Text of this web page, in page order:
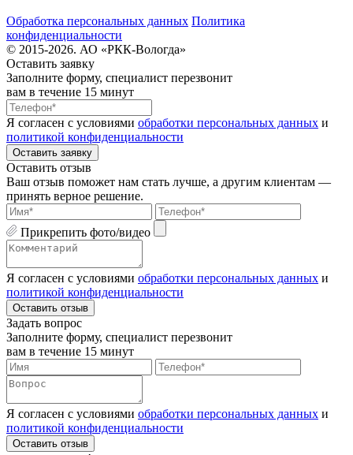
Обработка персональных данных Политика
конфиденциальности
© 2015-2026. АО «РКК-Вологда»
Оставить заявку
Заполните форму, специалист перезвонит
вам в течение 15 минут
Я согласен с условиями обработки персональных данных и
политикой конфиденциальности
Оставить заявку
Оставить отзыв
Ваш отзыв поможет нам стать лучше, а другим клиентам —
принять верное решение.
Прикрепить фото/видео
Я согласен с условиями обработки персональных данных и
политикой конфиденциальности
Оставить отзыв
Задать вопрос
Заполните форму, специалист перезвонит
вам в течение 15 минут
Я согласен с условиями обработки персональных данных и
политикой конфиденциальности
Оставить отзыв